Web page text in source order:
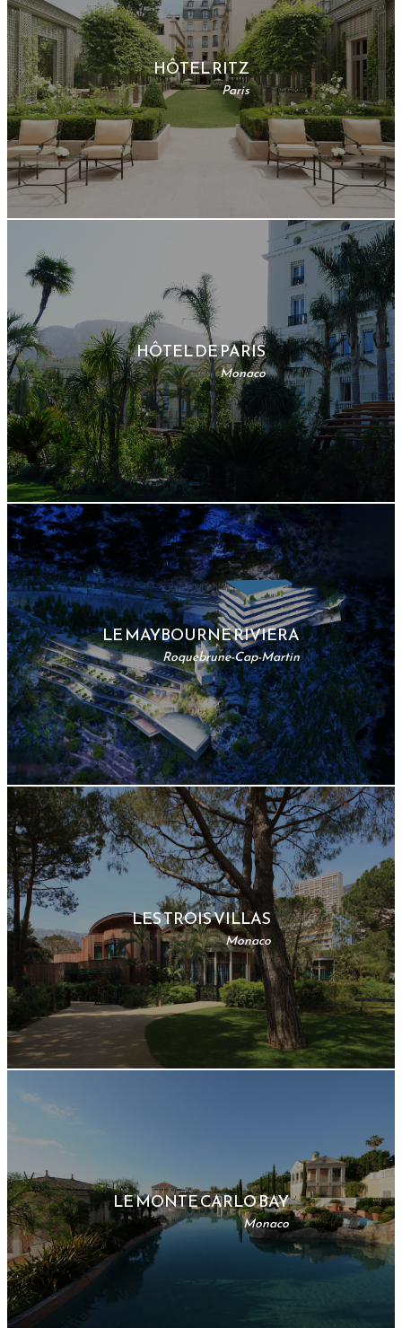
HÔTEL RITZ
Paris
HÔTEL DE PARIS
Monaco
LE MAYBOURNE RIVIERA
Roquebrune-Cap-Martin
LES TROIS VILLAS
Monaco
LE MONTE CARLO BAY
Monaco